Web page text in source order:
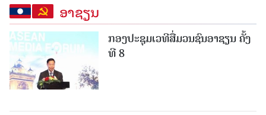
ອາຊຽນ
ກອງປະຊຸມເວທີສື່ມວນຊົນອາຊຽນ ຄັ້ງ
ທີ 8